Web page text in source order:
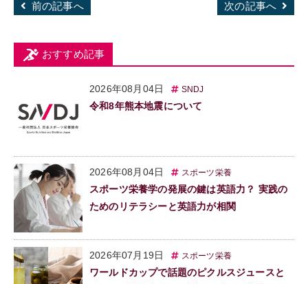
前の記事へ 次の記事へ
おすすめ記事
2026年08月04日 SNDJ
令和8年熊本地震について
2026年08月04日 スポーツ栄養
スポーツ栄養学の発展の鍵は英語力？ 実践の
ためのリテラシーと英語力が相関
2026年07月19日 スポーツ栄養
ワールドカップで話題のピクルスジュースと